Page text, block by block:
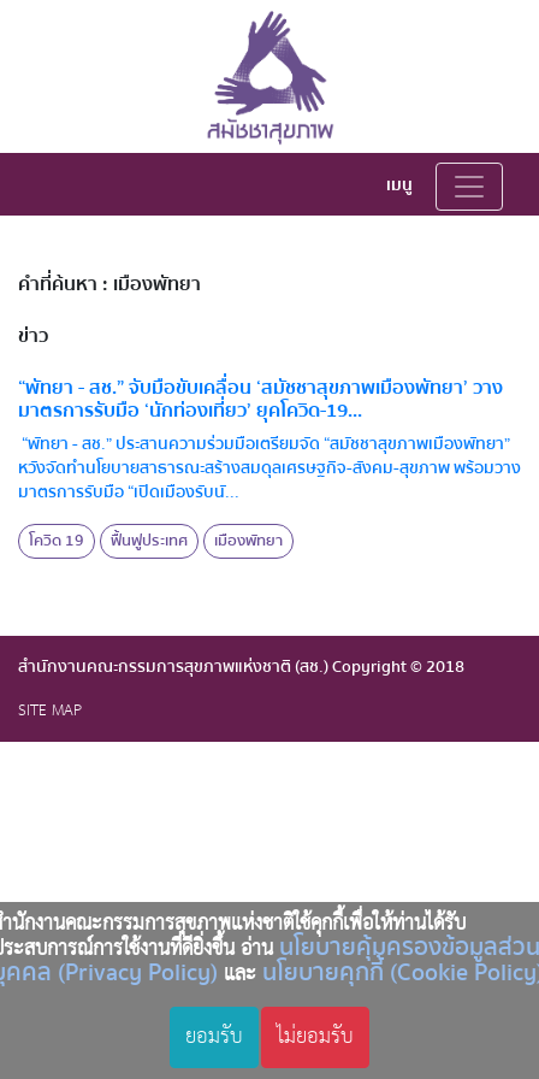
นักงานคณะกรรมการสุขภาพแห่งชาติใช้คุกกี้เพื่อให้ท่านได้รับ
ะสบการณ์การใช้งานที่ดียิ่งขึ้น อ่านนโยบายคุ้มครองข้อมูลส่วน
คล (Privacy Policy) และนโยบายคุกกี้ (Cookie
ยอมรับ ไม่ยอมรับ
เมนู
คำที่ค้นหา : เมืองพัทยา
ข่าว
“พัทยา - สช.” จับมือขับเคลื่อน ‘สมัชชาสุขภาพเมืองพัทยา’ วาง
มาตรการรับมือ ‘นักท่องเที่ยว’ ยุคโควิด-19...
“พัทยา - สช.” ประสานความร่วมมือเตรียมจัด “สมัชชาสุขภาพเมืองพัทยา”
หวังจัดทำนโยบายสาธารณะสร้างสมดุลเศรษฐกิจ-สังคม-สุขภาพ พร้อมวาง
มาตรการรับมือ “เปิดเมืองรับนั...
โควิด 19 ฟื้นฟูประเทศ เมืองพัทยา
สำนักงานคณะกรรมการสุขภาพแห่งชาติ (สช.) Copyright © 2018
SITE MAP